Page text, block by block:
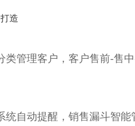
造
类管理客户，客户售前-售
统自动提醒，销售漏斗智